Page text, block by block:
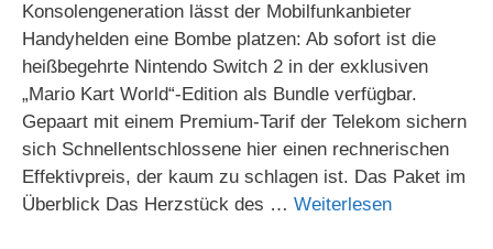
Konsolengeneration lässt der Mobilfunkanbieter
Handyhelden eine Bombe platzen: Ab sofort ist die
heißbegehrte Nintendo Switch 2 in der exklusiven
„Mario Kart World“-Edition als Bundle verfügbar.
Gepaart mit einem Premium-Tarif der Telekom sichern
sich Schnellentschlossene hier einen rechnerischen
Effektivpreis, der kaum zu schlagen ist. Das Paket im
Überblick Das Herzstück des … Weiterlesen